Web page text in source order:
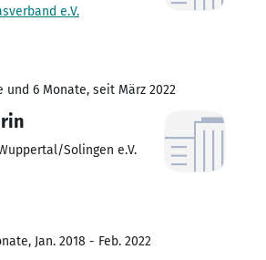
e.V.
und 6 Monate, seit März 2022
Solingen e.V.
Jan. 2018 - Feb. 2022